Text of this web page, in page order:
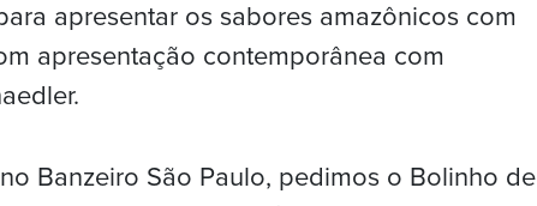
apresentar os sabores amazônicos com
apresentação contemporânea com
Banzeiro São Paulo, pedimos o Bolinho de